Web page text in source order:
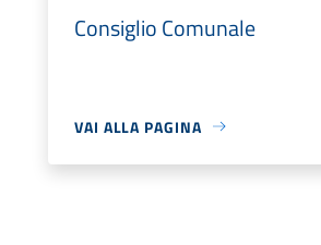
Consiglio Comunale
VAI ALLA PAGINA